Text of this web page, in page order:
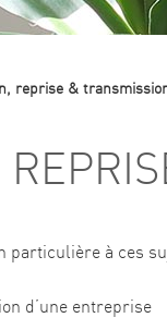
reprise &
particulière à ces
d’une entreprise